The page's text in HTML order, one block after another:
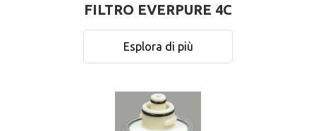
FILTRO EVERPURE 4C
Esplora di più